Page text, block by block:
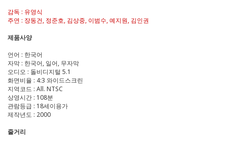
감독 : 유영식
주연 : 장동건, 정준호, 김상중, 이범수, 예지원, 김인권
제품사양
언어 : 한국어
자막 : 한국어, 일어, 무자막
오디오 : 돌비디지털 5.1
화면비율 : 4:3 와이드스크린
지역코드 : All. NTSC
상영시간 : 108분
관람등급 : 18세이용가
제작년도 : 2000
줄거리